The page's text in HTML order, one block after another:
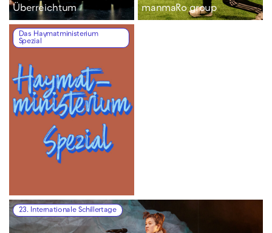
Überreichtum
manmaRo group
Das Haymatministerium
Spezial
23. Internationale Schillertage